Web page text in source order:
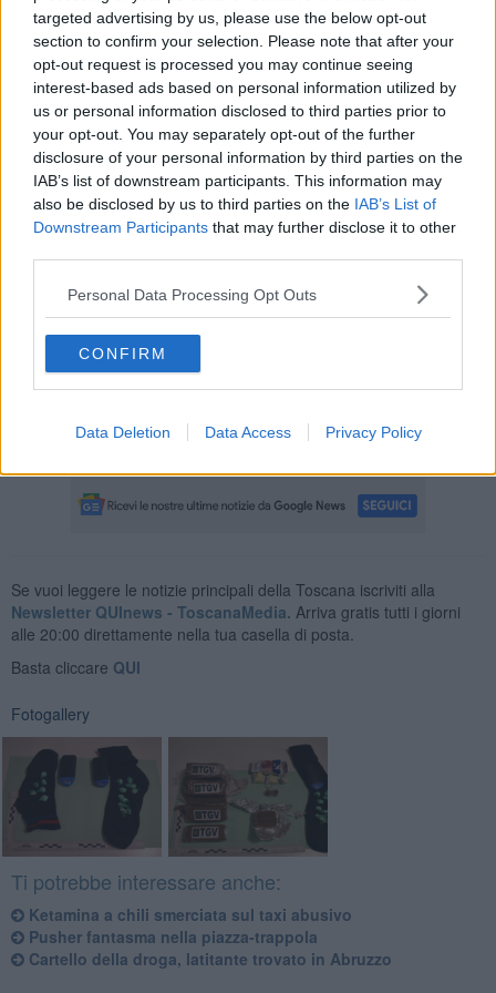
targeted advertising by us, please use the below opt-out
section to confirm your selection. Please note that after your
opt-out request is processed you may continue seeing
interest-based ads based on personal information utilized by
us or personal information disclosed to third parties prior to
your opt-out. You may separately opt-out of the further
disclosure of your personal information by third parties on the
IAB’s list of downstream participants. This information may
also be disclosed by us to third parties on the IAB’s List of
Downstream Participants that may further disclose it to other
Personal Data Processing Opt Outs
CONFIRM
Data Deletion Data Access Privacy Policy
giungere alla centrale operativa della questura di Prato attraverso
l’applicazione YouPol, l’applicazione della polizia di Stato con la
quale i cittadini possono comunicare direttamente con le Istituzioni.
I due sono stati fermati insieme nei pressi della stazione di Porta al
Serraglio. La perquisizione ha confermato le ipotesi: in un piccolo
vano ricavato nel tappo del serbatoio del carburante
dell’autovettura erano nascosti 6 involucri trasparenti, incartati in
modo da sembrare caramelle alla menta e custoditi in un calzino. Lì
All’interno dell’abitazione, invece, nella camera da letto sono stati
trovati alcuni panetti di cannabis e altre dosi di cocaina contenute in
un pacchetto di caramelle per un totale di circa 500 grammi. I
due arrestati in flagranza di reato sono stati sottoposti oggi al
per i due la misura dell’obbligo di presentazione alla polizia
giudiziaria.
Se vuoi leggere le notizie principali della Toscana iscriviti alla
Newsletter QUInews - ToscanaMedia. Arriva gratis tutti i giorni
alle 20:00 direttamente nella tua casella di posta.
Basta cliccare QUI
Fotogallery
Ti potrebbe interessare anche:
Ketamina a chili smerciata sul taxi abusivo
Pusher fantasma nella piazza-trappola
Cartello della droga, latitante trovato in Abruzzo